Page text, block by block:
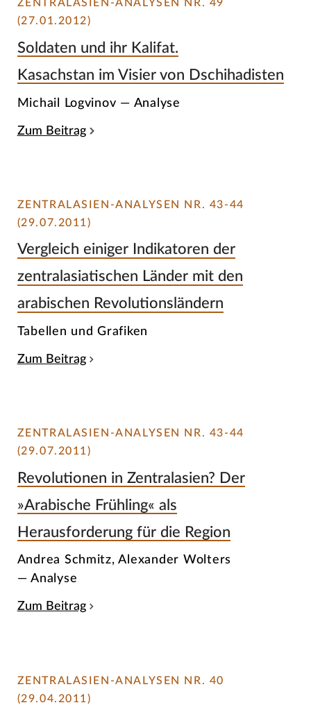
ZENTRALASIEN-ANALYSEN NR. 49
(27.01.2012)
Soldaten und ihr Kalifat.
Kasachstan im Visier von Dschihadisten
Michail Logvinov — Analyse
Zum Beitrag
ZENTRALASIEN-ANALYSEN NR. 43-44
(29.07.2011)
Vergleich einiger Indikatoren der
zentralasiatischen Länder mit den
arabischen Revolutionsländern
Tabellen und Grafiken
Zum Beitrag
ZENTRALASIEN-ANALYSEN NR. 43-44
(29.07.2011)
Revolutionen in Zentralasien? Der
»Arabische Frühling« als
Herausforderung für die Region
Andrea Schmitz, Alexander Wolters
— Analyse
Zum Beitrag
ZENTRALASIEN-ANALYSEN NR. 40
(29.04.2011)